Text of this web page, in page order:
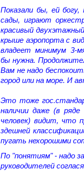
Показали бы, ей
сады, играют
красивый
крыше аэропорта с
владеет минимум 3-
бы нужна.
Вам не надо
город или на море. И
Это тоже
наличии даже (в
человек) видит, что
здешней
пугать нехорошими
По "понятиям" - надо
руководителей